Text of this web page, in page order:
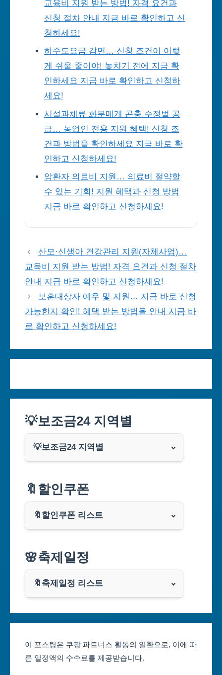
교육비 지원 받는 방법! 자격 요건과
신청 절차 안내 지금 바로 확인하고 신
청하세요!
하수도요금 감면… 신청 조건이 이렇
게 쉬울 줄이야! 놓치기 전에 지금 확
인하세요 지금 바로 확인하고 신청하
세요!
시설과채류 화분매개 곤충 수정벌 공
급… 농업인 전용 지원 혜택! 신청 조
건과 방법을 확인하세요 지금 바로 확
인하고 신청하세요!
암환자 의료비 지원… 의료비 절약할
수 있는 기회! 지원 혜택과 신청 방법
지금 바로 확인하고 신청하세요!
산모·신생아 건강관리 지원(자체사업)…
교육비 지원 받는 방법! 자격 요건과 신청 절차
안내 지금 바로 확인하고 신청하세요!
보훈대상자 예우 및 지원… 지금 바로 신청
가능한지 확인! 혜택 받는 방법을 안내 지금 바
로 확인하고 신청하세요!
💡보조금24 지역별
💡보조금24 지역별
부산광역시
대구광역시
인천광역시
광주광역시
대전광역시
🔖할인쿠폰
🔖할인쿠폰 리스트
쿠팡
클룩
🌸축제일정
🔖축제일정 리스트
대구축제 일정
이 포스팅은 쿠팡 파트너스 활동의 일환으로, 이에 따
른 일정액의 수수료를 제공받습니다.